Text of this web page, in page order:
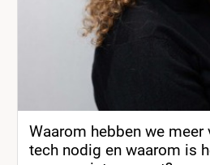
Waarom hebben we meer
tech nodig en waarom is